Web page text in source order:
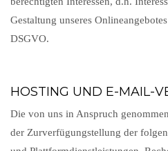
Gestaltung unseres
DSGVO.
HOSTING UND E-MAIL-
Die von uns in Anspruch
der Zurverfügungstellung der